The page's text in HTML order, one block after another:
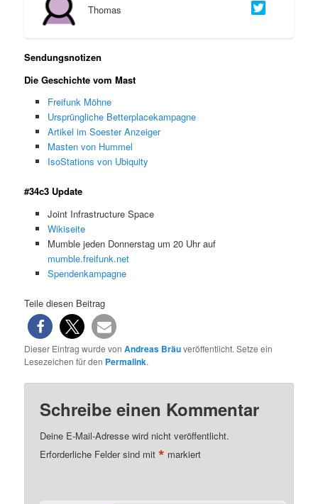
Thomas
Sendungsnotizen
Die Geschichte vom Mast
Freifunk Möhne
Ursprüngliche Betterplacekampagne
Artikel im Soester Anzeiger
Masten von Hummel
IsoStations von Ubiquity
#34c3 Update
Joint Infrastructure Space
Wikiseite
Mumble jeden Donnerstag um 20 Uhr auf
mumble.freifunk.net
Spendenkampagne
Teile diesen Beitrag
Dieser Eintrag wurde vonAndreas Bräuveröffentlicht. Setze ein
Lesezeichen für den Permalink.
Schreibe einen Kommentar
Deine E-Mail-Adresse wird nicht veröffentlicht.
Erforderliche Felder sind mit* markiert